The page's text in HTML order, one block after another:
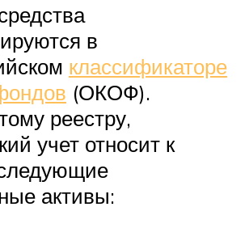
в
классификаторе
(ОКОФ).
реестру,
учет относит к
активы: